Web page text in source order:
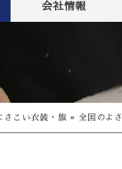
会社情報
さこい衣装・旗 » 全国のよ